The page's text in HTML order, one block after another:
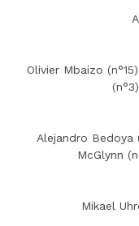
Olivier Mbaizo
Alejandro Bedoya
McGlynn
Mikael